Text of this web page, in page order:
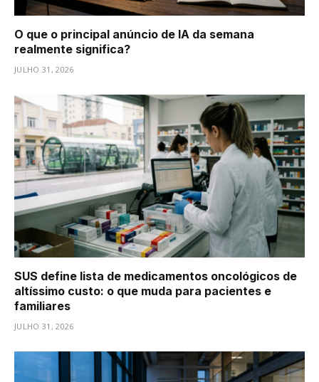
O que o principal anúncio de IA da semana
realmente significa?
JULHO 31, 2026
SUS define lista de medicamentos oncológicos de
altíssimo custo: o que muda para pacientes e
familiares
JULHO 31, 2026